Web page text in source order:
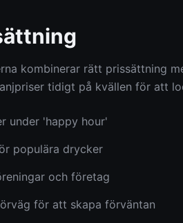
kombinerar rätt prissättning
tidigt på kvällen för att
under 'happy hour'
populära drycker
och företag
för att skapa förväntan